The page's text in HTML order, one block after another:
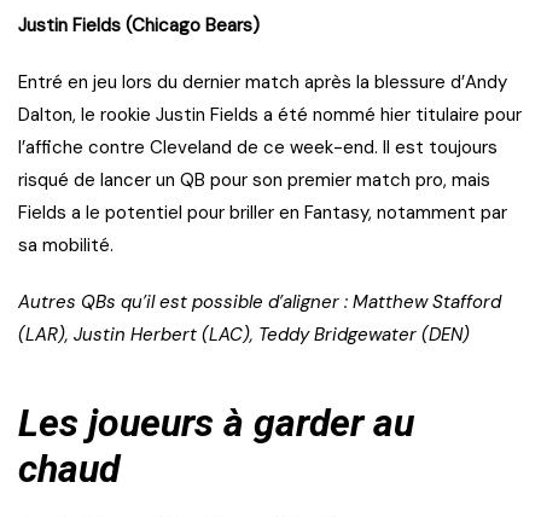
Justin Fields (Chicago Bears)
Entré en jeu lors du dernier match après la blessure d’Andy
Dalton, le rookie Justin Fields a été nommé hier titulaire pour
l’affiche contre Cleveland de ce week-end. Il est toujours
risqué de lancer un QB pour son premier match pro, mais
Fields a le potentiel pour briller en Fantasy, notamment par
sa mobilité.
Autres QBs qu’il est possible d’aligner : Matthew Stafford
(LAR), Justin Herbert (LAC), Teddy Bridgewater (DEN)
Les joueurs à garder au
chaud